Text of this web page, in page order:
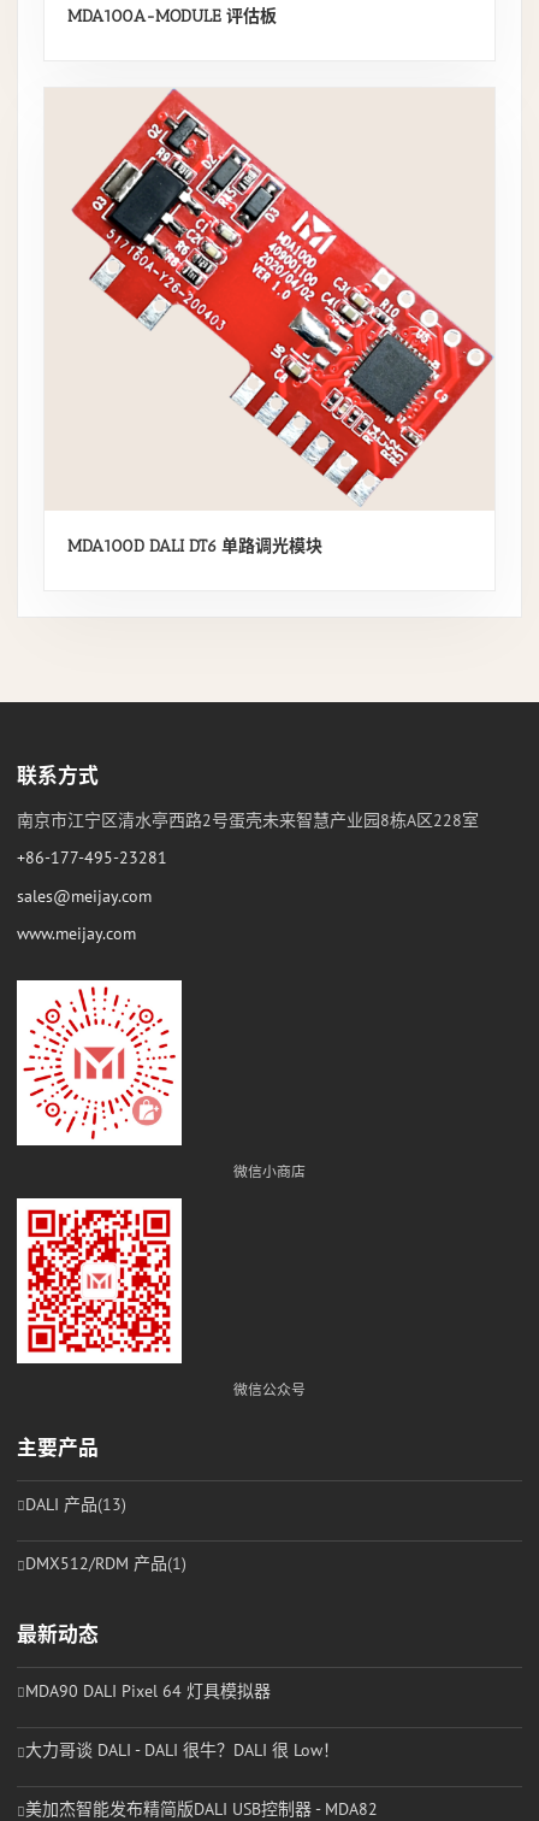
MDA100A-MODULE 评估板
MDA100D DALI DT6 单路调光模块
联系方式
南京市江宁区清水亭西路2号蛋壳未来智慧产业园8栋A区228室
+86-177-495-23281
sales@meijay.com
www.meijay.com
微信小商店
微信公众号
主要产品
DALI 产品(13)
DMX512/RDM 产品(1)
最新动态
MDA90 DALI Pixel 64 灯具模拟器
大力哥谈 DALI - DALI 很牛？DALI 很 Low！
美加杰智能发布精简版DALI USB控制器 - MDA82